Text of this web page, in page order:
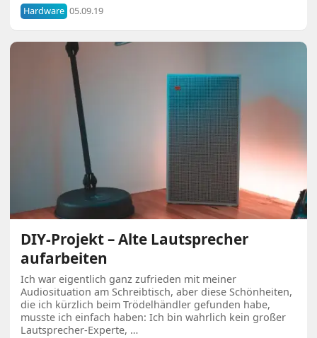
Hardware 05.09.19
DIY-Projekt – Alte Lautsprecher
aufarbeiten
Ich war eigentlich ganz zufrieden mit meiner
Audiosituation am Schreibtisch, aber diese Schönheiten,
die ich kürzlich beim Trödelhändler gefunden habe,
musste ich einfach haben: Ich bin wahrlich kein großer
Lautsprecher-Experte, …